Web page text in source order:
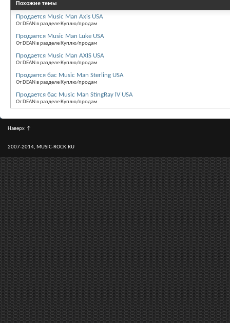
Похожие темы
Продается Music Man Axis USA
От DEAN в разделе Куплю/продам
Продается Music Man Luke USA
От DEAN в разделе Куплю/продам
Продается Music Man AXIS USA
От DEAN в разделе Куплю/продам
Продается бас Music Man Sterling USA
От DEAN в разделе Куплю/продам
Продается бас Music Man StingRay lV USA
От DEAN в разделе Куплю/продам
Наверх ↑
2007-2014, MUSIC-ROCK.RU